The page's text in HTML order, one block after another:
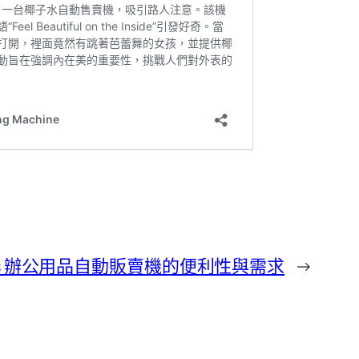
公用品自動販賣機的便利性與需求 →